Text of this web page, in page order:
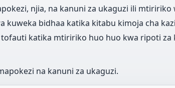
njia, na kanuni za ukaguzi ili mtiririko
kuweka bidhaa katika kitabu kimoja cha
katika mtiririko huo huo kwa ripoti za
na kanuni za ukaguzi.